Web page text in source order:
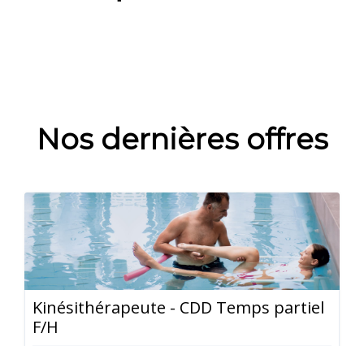
Nos dernières offres
Kinésithérapeute - CDD Temps partiel
F/H